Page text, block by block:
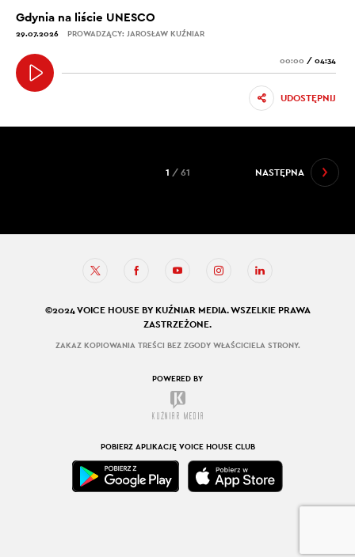
Gdynia na liście UNESCO
29.07.2026 PROWADZĄCY: JAROSŁAW KUŹNIAR
00:00 / 04:34
UDOSTĘPNIJ
NASTĘPNA
1 / 61
©2024 VOICE HOUSE BY KUŹNIAR MEDIA. WSZELKIE PRAWA
ZASTRZEŻONE.
ZAKAZ KOPIOWANIA TREŚCI BEZ ZGODY WŁAŚCICIELA STRONY.
POWERED BY
POBIERZ APLIKACJĘ VOICE HOUSE CLUB